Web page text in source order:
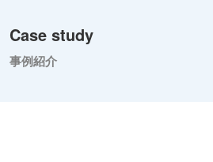
Case study
事例紹介